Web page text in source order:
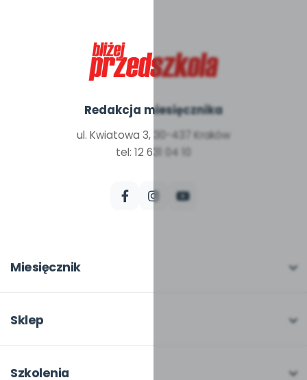
Redakcja miesięcznika
ul. Kwiatowa 3, 30-437 Kraków
tel: 12 631 04 10
Miesięcznik
W numerze
Pomoce dydaktyczne
Sklep
Moje zakupy
Szkolenia